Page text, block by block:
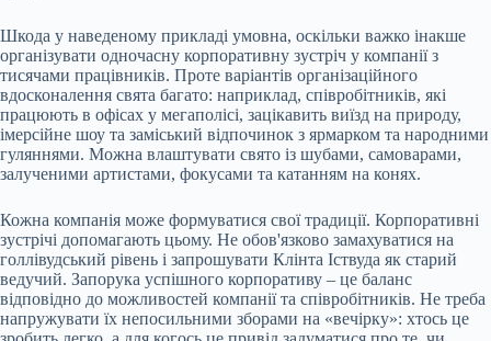
Шкода у наведеному прикладі умовна, оскільки важко інакше
організувати одночасну корпоративну зустріч у компанії з
тисячами працівників. Проте варіантів організаційного
вдосконалення свята багато: наприклад, співробітників, які
працюють в офісах у мегаполісі, зацікавить виїзд на природу,
імерсійне шоу та заміський відпочинок з ярмарком та народними
гуляннями. Можна влаштувати свято із шубами, самоварами,
залученими артистами, фокусами та катанням на конях.
Кожна компанія може формуватися свої традиції. Корпоративні
зустрічі допомагають цьому. Не обов'язково замахуватися на
голлівудський рівень і запрошувати Клінта Іствуда як старий
ведучий. Запорука успішного корпоративу – це баланс
відповідно до можливостей компанії та співробітників. Не треба
напружувати їх непосильними зборами на «вечірку»: хтось це